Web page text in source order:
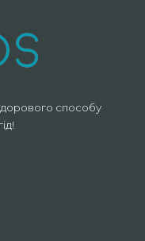
способу